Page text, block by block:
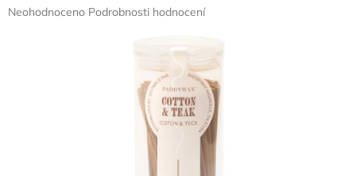
Průměrné
Neohodnoceno Podrobnosti hodnocení